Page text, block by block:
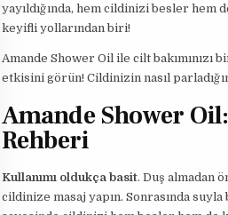
yayıldığında, hem cildinizi besler hem
keyifli yollarından biri!
Amande Shower Oil ile cilt bakımınızı
etkisini görün! Cildinizin nasıl
Amande Shower
Rehberi
Kullanımı oldukça basit. Duş almadan
cildinize masaj yapın. Sonrasında